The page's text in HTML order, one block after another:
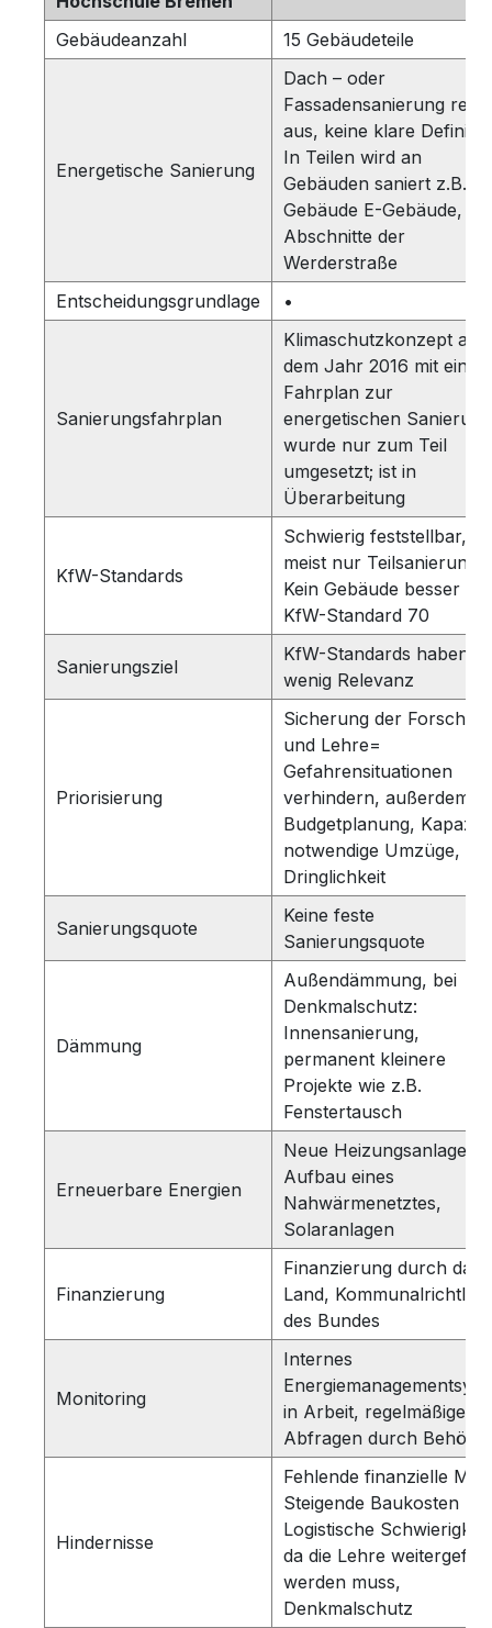
Gebäudeanzahl
15 Gebäudeteile
Energetische Sanierung
Dach – oder
Fassadensanierung
aus, keine klare
In Teilen wird an
Gebäuden saniert z.B.:
Gebäude E-Gebäude,
Abschnitte der
Werderstraße
Entscheidungsgrundlage
•
Sanierungsfahrplan
Klimaschutzkonzept aus
dem Jahr 2016 mit einem
Fahrplan zur
energetischen
wurde nur zum Teil
umgesetzt; ist in
Überarbeitung
KfW-Standards
Schwierig feststellbar,
meist nur Teilsanierung;
Kein Gebäude besser als
KfW-Standard 70
Sanierungsziel
KfW-Standards haben
wenig Relevanz
Priorisierung
Sicherung der
und Lehre=
Gefahrensituationen
verhindern, außerdem:
Budgetplanung,
notwendige Umzüge,
Dringlichkeit
Sanierungsquote
Keine feste
Sanierungsquote
Dämmung
Außendämmung, bei
Denkmalschutz:
Innensanierung,
permanent kleinere
Projekte wie z.B.
Fenstertausch
Erneuerbare Energien
Neue Heizungsanlagen,
Aufbau eines
Nahwärmenetztes,
Solaranlagen
Finanzierung
Finanzierung durch das
Land, Kommunalrichtlinie
des Bundes
Monitoring
Internes
in Arbeit, regelmäßige
Abfragen durch
Hindernisse
Fehlende finanzielle
Steigende Baukosten
Logistische
da die Lehre
werden muss,
Denkmalschutz